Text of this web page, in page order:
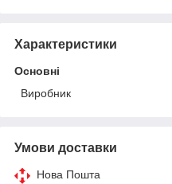
Характеристики
Основні
Виробник
Умови доставки
Нова Пошта